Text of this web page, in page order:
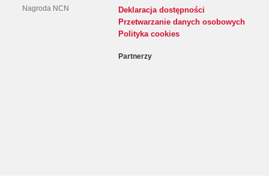
Nagroda NCN
Deklaracja dostępności
Przetwarzanie danych osobowych
Polityka cookies
Partnerzy